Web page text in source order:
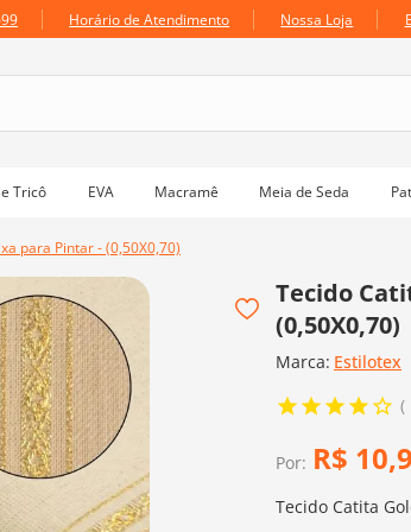
Horário de Atendimento Nossa Loja
Tricô EVA Macramê Meia de Seda
para Pintar - (0,50X0,70)
Tecido
(0,50X0,70)
Marca: Estilotex
Por: R$ 10,
Tecido Catita